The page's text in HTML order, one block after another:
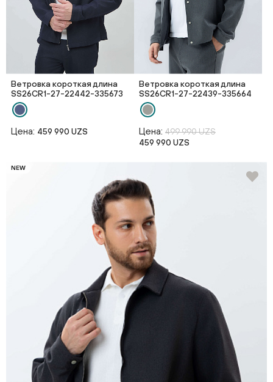
Ветровка короткая длина
SS26CR1-27-22442-335673
Цена: 459 990 UZS
Ветровка короткая длина
SS26CR1-27-22439-335664
Цена: 499 990 UZS
459 990 UZS
NEW